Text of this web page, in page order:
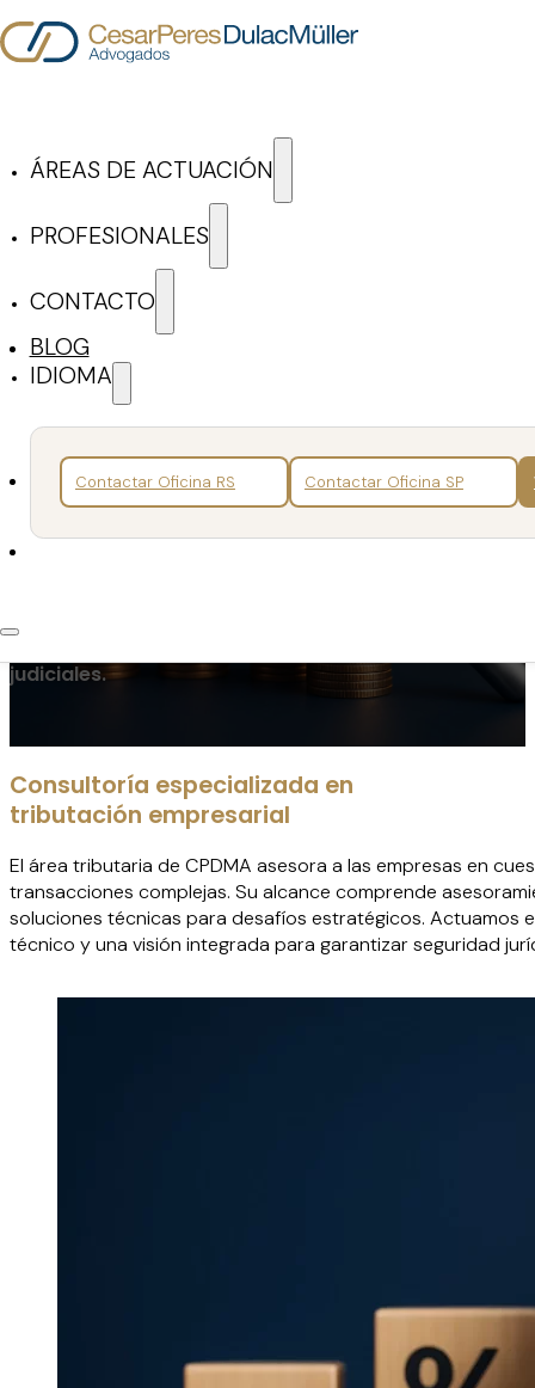
ÁREAS DE ACTUACIÓN
PROFESIONALES
CONTACTO
BLOG
IDIOMA
Contactar Oficina RS Contactar Oficina SP
Tributario
ÁREAS DE ACTUACIÓN
Asesoramos a las empresas en la
gestión tributaria estratégica,
judiciales.
Consultoría especializada en
tributación empresarial
El área tributaria de CPDMA asesora a las empresas en
transacciones complejas. Su alcance comprende
soluciones técnicas para desafíos estratégicos. Actuamos
técnico y una visión integrada para garantizar seguridad